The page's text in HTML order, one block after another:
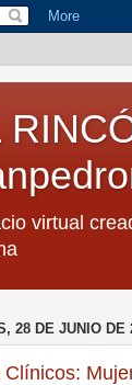
virtual
28 DE JUNIO DE
Clínicos: